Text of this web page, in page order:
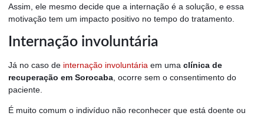
Assim, ele mesmo decide que a internação é a solução, e essa
motivação tem um impacto positivo no tempo do tratamento.
Internação involuntária
Já no caso de internação involuntária em uma clínica de
recuperação em Sorocaba , ocorre sem o consentimento do
paciente.
É muito comum o indivíduo não reconhecer que está doente ou